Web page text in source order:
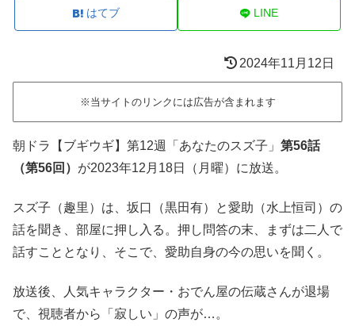
はてブ LINE
2024年11月12日
※当サイトのリンクには広告が含まれます
朝ドラ【ブギウギ】第12週「あなたのスズ子」 第56話
（第56回） が2023年12月18日（月曜）に放送。
スズ子（趣里）は、坂口（黒田有）と愛助（水上恒司）の
話を聞き、部屋に押し入る。押し問答の末、まずは二人で
話すこととなり、そこで、愛助自身の今の思いを聞く。
放送後、人気キャラクター・おでん屋の伝蔵さんが退場
で、視聴者から「寂しい」の声が…。